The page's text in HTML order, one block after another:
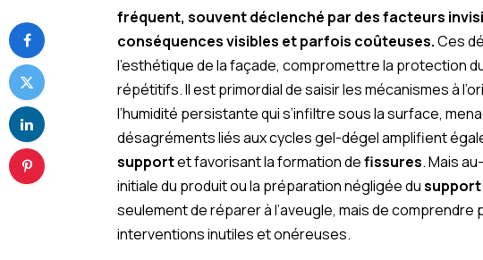
fréquent, souvent déclenché par des facteurs
conséquences visibles et parfois coûteuses.Ces
l’esthétique de la façade, compromettre la protection
répétitifs. Il est primordial de saisir les mécanismes à
l’humidité persistante qui s’infiltre sous la surface,
désagréments liés aux cycles gel-dégel amplifient
supportet favorisant la formation defissures. Mais
initiale du produit ou la préparation négligée dusupport
seulement de réparer à l’aveugle, mais de comprendre
interventions inutiles et onéreuses.